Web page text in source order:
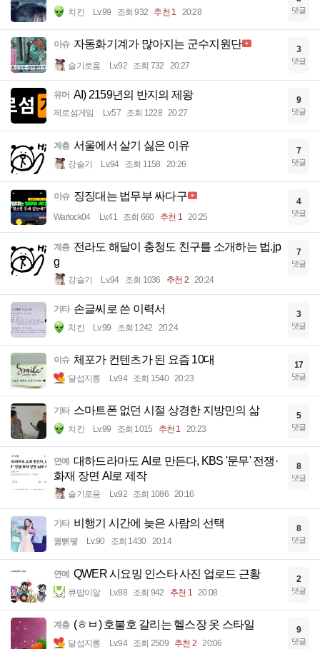
치킨 Lv.99 조회 932 추천 1 20:28 댓글
이슈 자동화기계가 많아지는 군수지원단
슬기로움 Lv.92 조회 732 20:27
3
댓글
유머 AI) 2159년의 반지의 제왕
제로섬게임 Lv.57 조회 1228 20:27
9
댓글
계층 서울에서 살기 싫은 이유
강슬기 Lv.94 조회 1158 20:26
7
댓글
이슈 징징대는 법무부 싸다구
Warlock04 Lv.41 조회 660 추천 1 20:25
4
댓글
계층 전라도 해달이 충청도 친구를 소개하는 법.jp
g
강슬기 Lv.94 조회 1036 추천 2 20:24
7
댓글
기타 손글씨로 쓴 이력서
치킨 Lv.99 조회 1242 20:24
3
댓글
이슈 체포가 컨텐츠가 된 요즘 10대
달섭지롱 Lv.94 조회 1540 20:23
17
댓글
기타 스마트폰 없던 시절 상경한 지방민의 삶
치킨 Lv.99 조회 1015 추천 1 20:23
5
댓글
연예
대하드라마도 AI로 만든다, KBS '문무' 전쟁·
화재 장면 AI로 제작
슬기로움 Lv.92 조회 1086 20:16
8
댓글
기타 비행기 시간에 늦은 사람의 선택
꿻뻵뗗 Lv.90 조회 1430 20:14
8
댓글
연예 QWER 시요밍 인스타 사진 업로드 근황
큐땁이알 Lv.88 조회 942 추천 1 20:08
2
댓글
계층 (ㅎㅂ) 호불호 갈리는 헬스장 옷 스타일
달섭지롱 Lv.94 조회 2509 추천 2 20:06
9
댓글